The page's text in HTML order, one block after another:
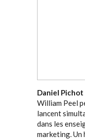
Daniel Pichot
William Peel
lancent
dans les
marketing. Un